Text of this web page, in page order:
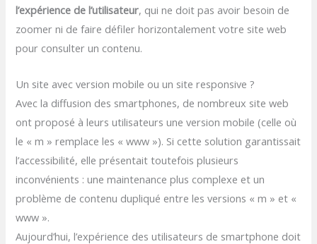
l’expérience de l’utilisateur, qui ne doit pas avoir besoin de
zoomer ni de faire défiler horizontalement votre site web
pour consulter un contenu.
Un site avec version mobile ou un site responsive ?
Avec la diffusion des smartphones, de nombreux site web
ont proposé à leurs utilisateurs une version mobile (celle où
le « m » remplace les « www »). Si cette solution garantissait
l’accessibilité, elle présentait toutefois plusieurs
inconvénients : une maintenance plus complexe et un
problème de contenu dupliqué entre les versions « m » et «
www ».
Aujourd’hui, l’expérience des utilisateurs de smartphone doit